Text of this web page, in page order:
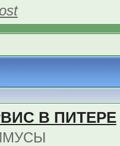
В ПИТЕРЕ